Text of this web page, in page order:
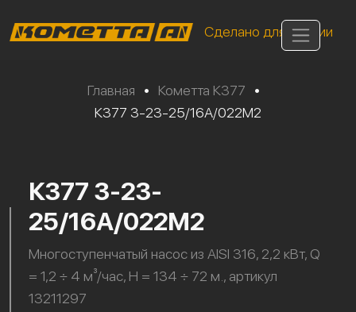
Сделано для России
Главная • Кометта К377
•
К377 3-23-25/16А/022М2
К377 3-23-
25/16А/022М2
Многоступенчатый насос из AISI 316, 2,2 кВт, Q
= 1,2 ÷ 4 м³/час, H = 134 ÷ 72 м., артикул
13211297